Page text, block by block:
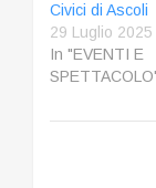
Civici di Ascoli
29 Luglio 2025
In "EVENTI E